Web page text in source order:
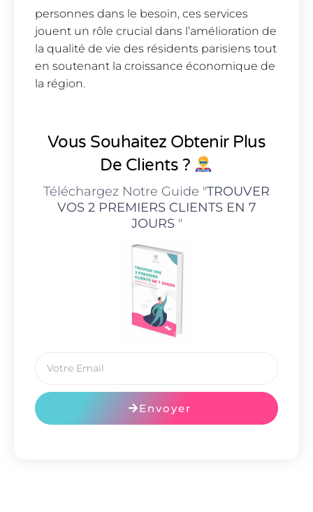
personnes dans le besoin, ces services
jouent un rôle crucial dans l’amélioration de
la qualité de vie des résidents parisiens tout
en soutenant la croissance économique de
la région.
Vous Souhaitez Obtenir Plus
De Clients ?
Téléchargez Notre Guide "TROUVER
VOS 2 PREMIERS CLIENTS EN 7
JOURS"
Envoyer